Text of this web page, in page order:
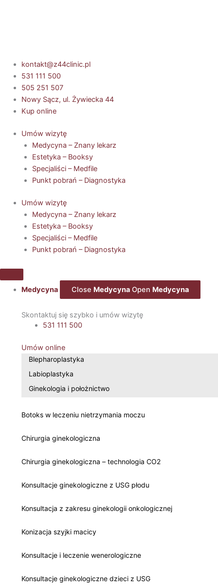
kontakt@z44clinic.pl
531 111 500
505 251 507
Nowy Sącz, ul. Żywiecka 44
Kup online
Umów wizytę
Medycyna – Znany lekarz
Estetyka – Booksy
Specjaliści – Medfile
Punkt pobrań – Diagnostyka
Umów wizytę
Medycyna – Znany lekarz
Estetyka – Booksy
Specjaliści – Medfile
Punkt pobrań – Diagnostyka
Medycyna Close Medycyna Open Medycyna
Skontaktuj się szybko i umów wizytę
531 111 500
Umów online
Blepharoplastyka
Labioplastyka
Ginekologia i położnictwo
Botoks w leczeniu nietrzymania moczu
Chirurgia ginekologiczna
Chirurgia ginekologiczna – technologia CO2
Konsultacje ginekologiczne z USG płodu
Konsultacja z zakresu ginekologii onkologicznej
Konizacja szyjki macicy
Konsultacje i leczenie wenerologiczne
Konsultacje ginekologiczne dzieci z USG